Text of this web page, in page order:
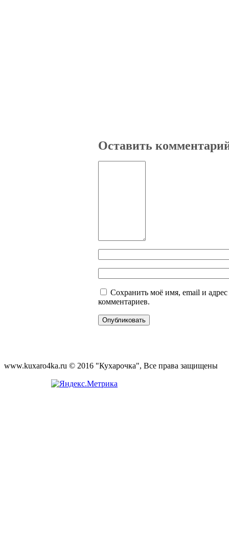
Оставить
Сохранить моё имя, email и
комментариев.
www.kuxaro4ka.ru © 2016 "Кухарочка", Все права защищены